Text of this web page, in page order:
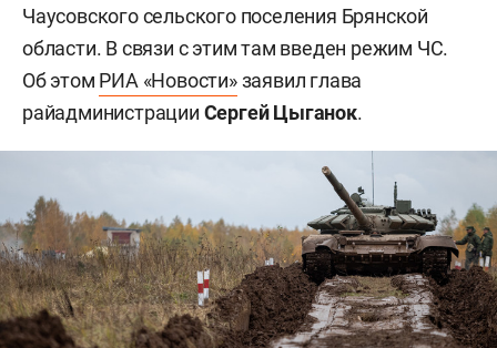
Чаусовского сельского поселения Брянской
области. В связи с этим там введен режим ЧС.
Об этом РИА «Новости»заявил глава
райадминистрации Сергей Цыганок.